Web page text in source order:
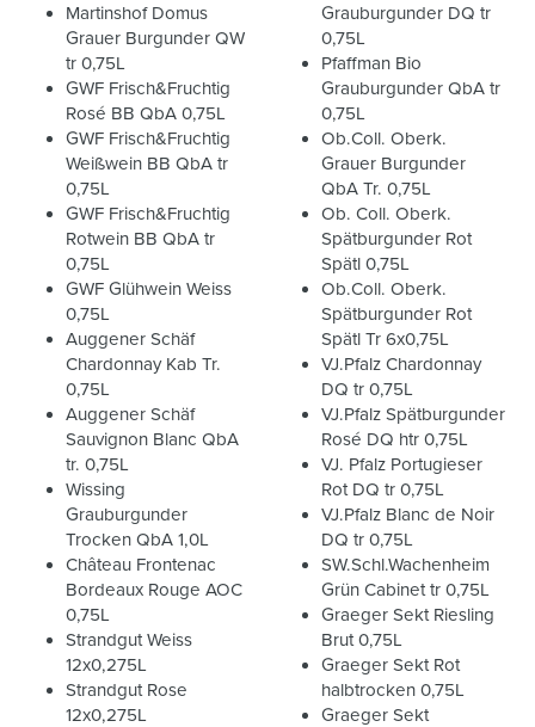
Martinshof Domus
Grauer Burgunder QW
tr 0,75L
GWF Frisch&Fruchtig
Rosé BB QbA 0,75L
GWF Frisch&Fruchtig
Weißwein BB QbA tr
0,75L
GWF Frisch&Fruchtig
Rotwein BB QbA tr
0,75L
GWF Glühwein Weiss
0,75L
Auggener Schäf
Chardonnay Kab Tr.
0,75L
Auggener Schäf
Sauvignon Blanc QbA
tr. 0,75L
Wissing
Grauburgunder
Trocken QbA 1,0L
Château Frontenac
Bordeaux Rouge AOC
0,75L
Strandgut Weiss
12x0,275L
Strandgut Rose
12x0,275L
Grauburgunder DQ tr
0,75L
Pfaffman Bio
Grauburgunder QbA tr
0,75L
Ob.Coll. Oberk.
Grauer Burgunder
QbA Tr. 0,75L
Ob. Coll. Oberk.
Spätburgunder Rot
Spätl 0,75L
Ob.Coll. Oberk.
Spätburgunder Rot
Spätl Tr 6x0,75L
VJ.Pfalz Chardonnay
DQ tr 0,75L
VJ.Pfalz Spätburgunder
Rosé DQ htr 0,75L
VJ. Pfalz Portugieser
Rot DQ tr 0,75L
VJ.Pfalz Blanc de Noir
DQ tr 0,75L
SW.Schl.Wachenheim
Grün Cabinet tr 0,75L
Graeger Sekt Riesling
Brut 0,75L
Graeger Sekt Rot
halbtrocken 0,75L
Graeger Sekt